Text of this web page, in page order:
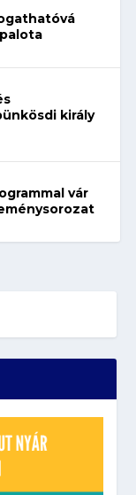
király
vár